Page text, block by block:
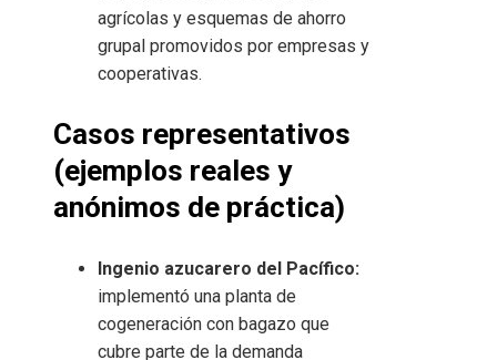
agrícolas y esquemas de ahorro
grupal promovidos por empresas y
cooperativas.
Casos representativos
(ejemplos reales y
anónimos de práctica)
Ingenio azucarero del Pacífico:
implementó una planta de
cogeneración con bagazo que
cubre parte de la demanda